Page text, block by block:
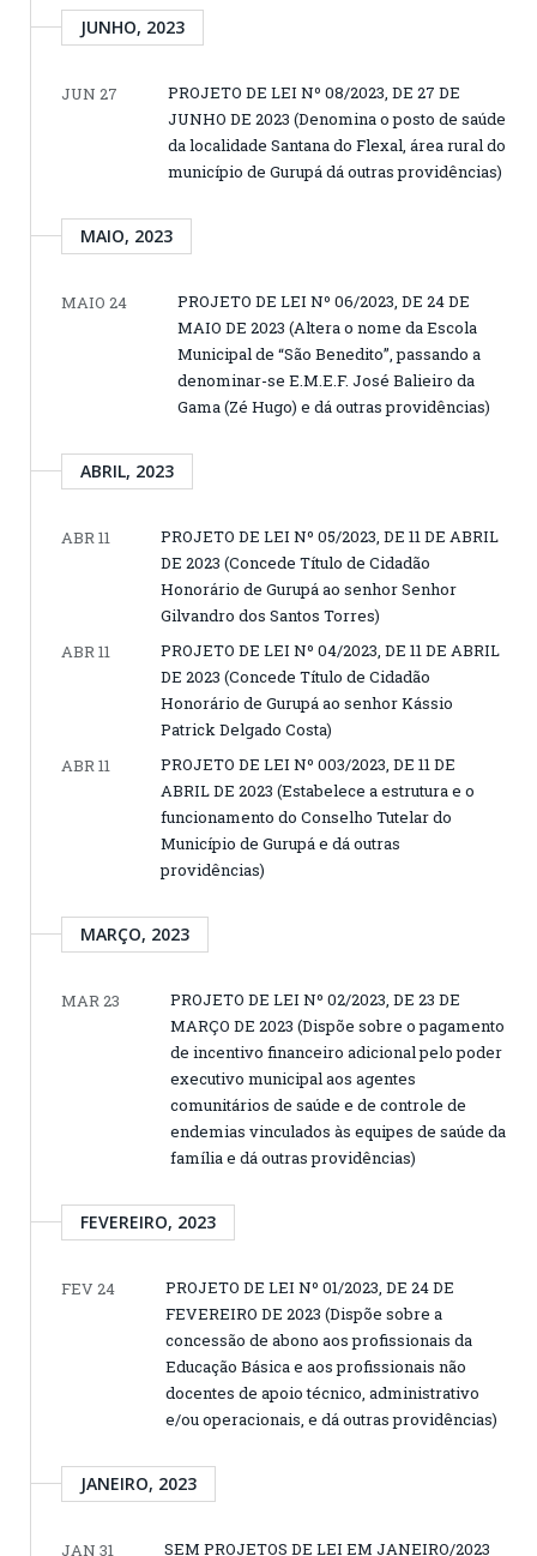
JUNHO, 2023
JUN 27
PROJETO DE LEI Nº 08/2023, DE 27 DE
JUNHO DE 2023 (Denomina o posto de saúde
da localidade Santana do Flexal, área rural do
município de Gurupá dá outras providências)
MAIO, 2023
MAIO 24
PROJETO DE LEI Nº 06/2023, DE 24 DE
MAIO DE 2023 (Altera o nome da Escola
Municipal de “São Benedito”, passando a
denominar-se E.M.E.F. José Balieiro da
Gama (Zé Hugo) e dá outras providências)
ABRIL, 2023
ABR 11
PROJETO DE LEI Nº 05/2023, DE 11 DE ABRIL
DE 2023 (Concede Título de Cidadão
Honorário de Gurupá ao senhor Senhor
Gilvandro dos Santos Torres)
ABR 11
PROJETO DE LEI Nº 04/2023, DE 11 DE ABRIL
DE 2023 (Concede Título de Cidadão
Honorário de Gurupá ao senhor Kássio
Patrick Delgado Costa)
ABR 11
PROJETO DE LEI Nº 003/2023, DE 11 DE
ABRIL DE 2023 (Estabelece a estrutura e o
funcionamento do Conselho Tutelar do
Município de Gurupá e dá outras
providências)
MARÇO, 2023
MAR 23
PROJETO DE LEI Nº 02/2023, DE 23 DE
MARÇO DE 2023 (Dispõe sobre o pagamento
de incentivo financeiro adicional pelo poder
executivo municipal aos agentes
comunitários de saúde e de controle de
endemias vinculados às equipes de saúde da
família e dá outras providências)
FEVEREIRO, 2023
FEV 24
PROJETO DE LEI Nº 01/2023, DE 24 DE
FEVEREIRO DE 2023 (Dispõe sobre a
concessão de abono aos profissionais da
Educação Básica e aos profissionais não
docentes de apoio técnico, administrativo
e/ou operacionais, e dá outras providências)
JANEIRO, 2023
JAN 31 SEM PROJETOS DE LEI EM JANEIRO/2023